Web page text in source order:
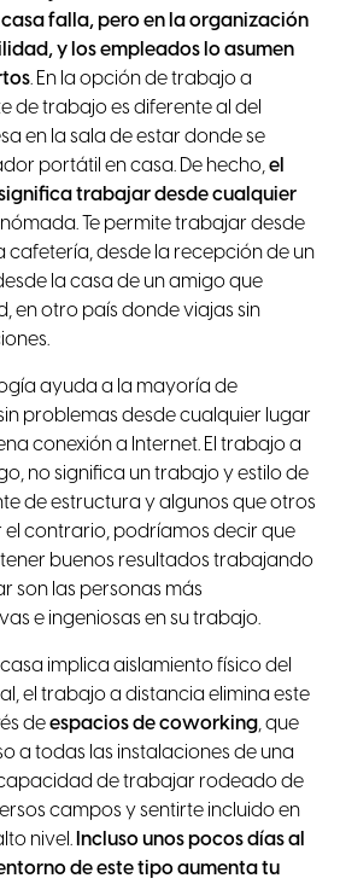
falla, pero en la organización
y los empleados lo asumen
. En la opción de trabajo a
de trabajo es diferente al del
en la sala de estar donde se
portátil en casa. De hecho,el
trabajar desde cualquier
nómada. Te permite trabajar desde
cafetería, desde la recepción de un
la casa de un amigo que
en otro país donde viajas sin
ayuda a la mayoría de
problemas desde cualquier lugar
conexión a Internet. El trabajo a
no significa un trabajo y estilo de
de estructura y algunos que otros
el contrario, podríamos decir que
buenos resultados trabajando
son las personas más
e ingeniosas en su trabajo.
implica aislamiento físico del
el trabajo a distancia elimina este
deespacios de coworking, que
a todas las instalaciones de una
de trabajar rodeado de
campos y sentirte incluido en
nivel. Incluso unos pocos días al
de este tipo aumenta tu